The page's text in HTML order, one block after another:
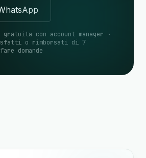
gratuita con account manager ·
o rimborsati di 7
domande